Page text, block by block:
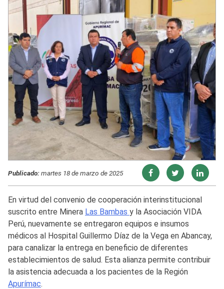
Publicado:martes 18 de marzo de 2025
En virtud del convenio de cooperación interinstitucional
suscrito entre Minera Las Bambas y la Asociación VIDA
Perú, nuevamente se entregaron equipos e insumos
médicos al Hospital Guillermo Díaz de la Vega en Abancay,
para canalizar la entrega en beneficio de diferentes
establecimientos de salud. Esta alianza permite contribuir
la asistencia adecuada a los pacientes de la Región
Apurímac.